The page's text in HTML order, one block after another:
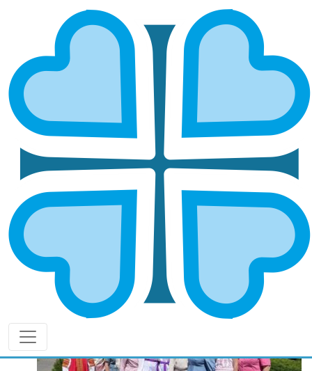
СЕМЕЙНЫЕ ТРАДИЦИИ
ОБЪЕДИНЯЮТ НАРОДЫ: В
БАЛАКОВСКОЙ ЕПАРХИИ ПРОШЁЛ
II ФЕСТИВАЛЬ НАЦИОНАЛЬНЫХ
КУЛЬТУР
ГЛАВНАЯ
СЕМЕЙНЫЕ ТРАДИЦИИ ОБЪЕДИНЯЮТ НАРОДЫ: В
БАЛАКОВСКОЙ ЕПАРХИИ ПРОШЁЛ II ФЕСТИВАЛЬ
НАЦИОНАЛЬНЫХ КУЛЬТУР